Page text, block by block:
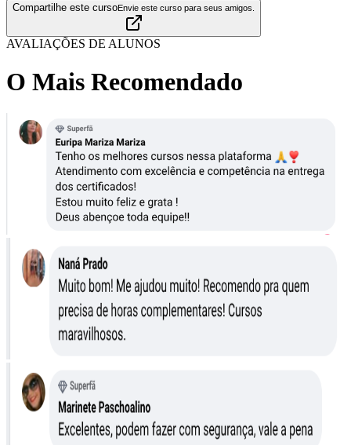
Compartilhe este cursoEnvie este curso para seus amigos.
AVALIAÇÕES DE ALUNOS
O Mais Recomendado